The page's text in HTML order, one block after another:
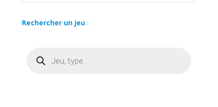
Rechercher un jeu:
produits